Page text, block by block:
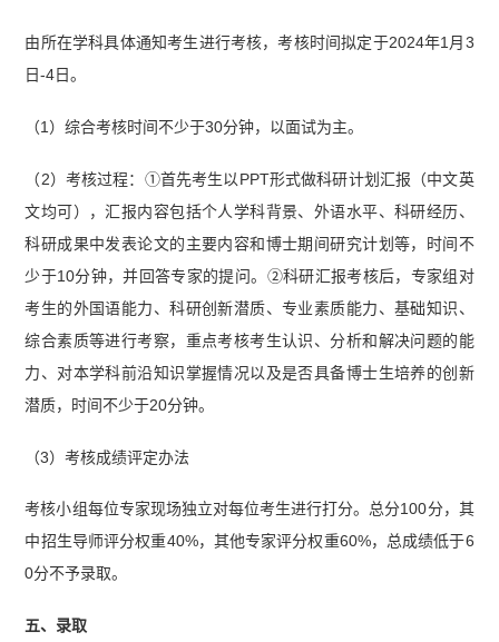
由所在学科具体通知考生进行考核，考核时间拟定于2024年1月3
日-4日。
（1）综合考核时间不少于30分钟，以面试为主。
（2）考核过程：①首先考生以PPT形式做科研计划汇报（中文英
文均可），汇报内容包括个人学科背景、外语水平、科研经历、
科研成果中发表论文的主要内容和博士期间研究计划等，时间不
少于10分钟，并回答专家的提问。②科研汇报考核后，专家组对
考生的外国语能力、科研创新潜质、专业素质能力、基础知识、
综合素质等进行考察，重点考核考生认识、分析和解决问题的能
力、对本学科前沿知识掌握情况以及是否具备博士生培养的创新
潜质，时间不少于20分钟。
（3）考核成绩评定办法
考核小组每位专家现场独立对每位考生进行打分。总分100分，其
中招生导师评分权重40%，其他专家评分权重60%，总成绩低于6
0分不予录取。
五、录取